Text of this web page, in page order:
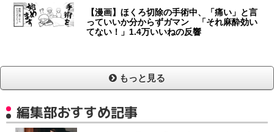
【漫画】ほくろ切除の手術中、「痛い」と言
っていいか分からずガマン 「それ麻酔効い
てない！」1.4万いいねの反響
もっと見る
編集部おすすめ記事